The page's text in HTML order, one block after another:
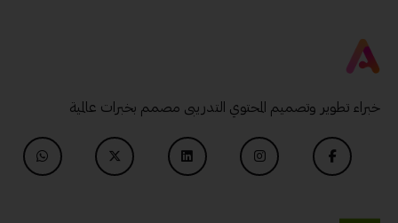
خبراء تطوير وتصميم المحتوي التدريبى مصمم بخبرات عالمية